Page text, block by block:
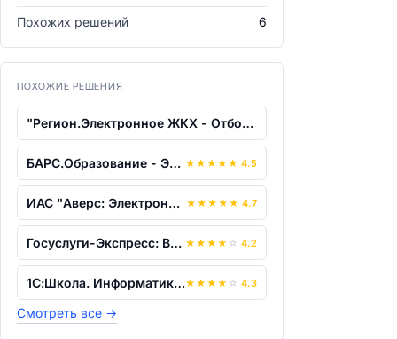
Похожих решений
6
ПОХОЖИЕ РЕШЕНИЯ
"Регион.Электронное ЖКХ - Отбор подряд...
БАРС.Образование - Электронное дополни... ★ ★ ★ ★ ★ 4.5
ИАС "Аверс: Электронное распределение... ★ ★ ★ ★ ★ 4.7
Госуслуги-Экспресс: Ведомство-Регион ★ ★ ★ ★ ☆ 4.2
1С:Школа. Информатика, 11 класс★ ★ ★ ★ ☆ 4.3
Смотреть все →